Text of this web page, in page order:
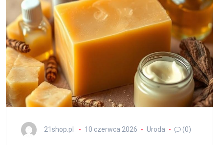
21shop.pl 10 czerwca 2026 Uroda (0)